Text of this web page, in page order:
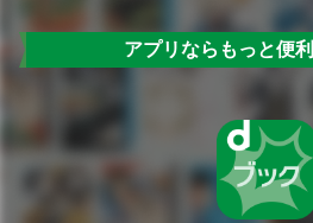
アプリならもっと便